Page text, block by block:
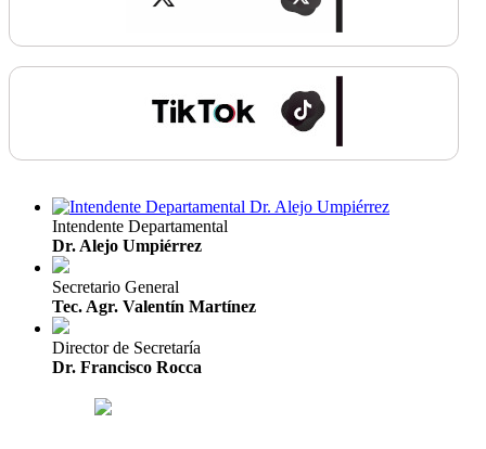
Intendente Departamental
Dr. Alejo Umpiérrez
Secretario General
Tec. Agr. Valentín Martínez
Director de Secretaría
Dr. Francisco Rocca